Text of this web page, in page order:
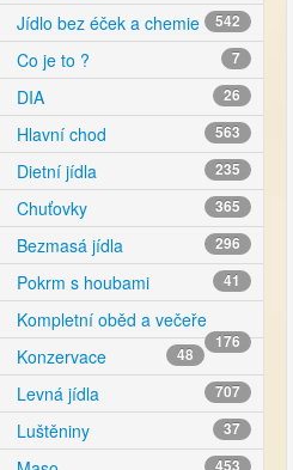
Jídlo bez éček a chemie 542
Co je to ? 7
DIA 26
Hlavní chod 563
Dietní jídla 235
Chuťovky 365
Bezmasá jídla 296
Pokrm s houbami 41
Kompletní oběd a večeře
176
Konzervace 48
Levná jídla 707
Luštěniny 37